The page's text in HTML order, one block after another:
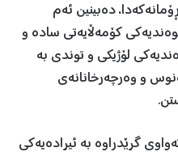
دەبینین ئەم
کۆمەڵایەتی سادە و
لۆژیکی و توندی بە
و وەرچەرخانانەی
گرێدراوە بە ئیرادەیەکی